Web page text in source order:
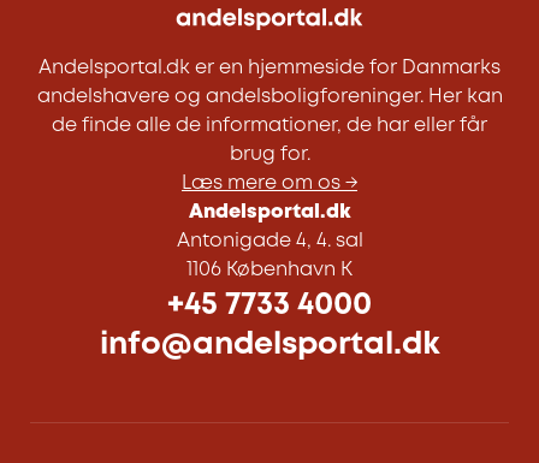
Andelsportal.dk er en hjemmeside for Danmarks
andelshavere og andelsboligforeninger. Her kan
de finde alle de informationer, de har eller får
brug for.
Læs mere om os →
Andelsportal.dk
Antonigade 4, 4. sal
1106 København K
+45 7733 4000
info@andelsportal.dk